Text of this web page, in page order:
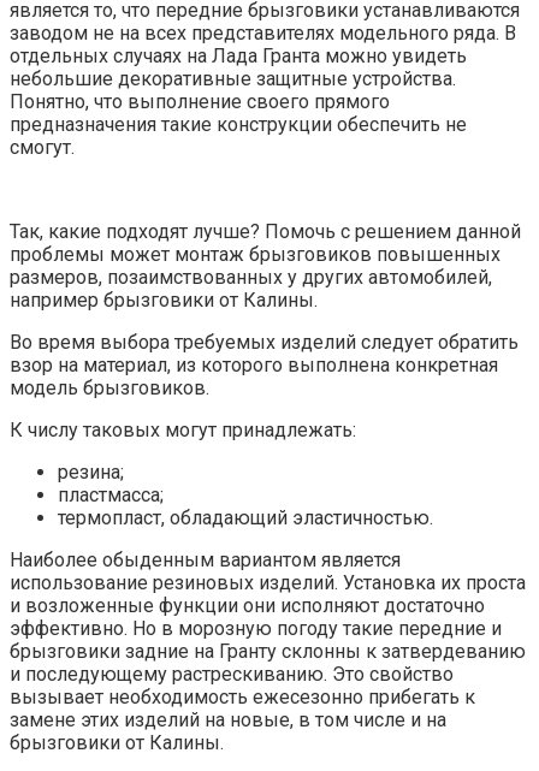
является то, что передние брызговики устанавливаются
заводом не на всех представителях модельного ряда. В
отдельных случаях на Лада Гранта можно увидеть
небольшие декоративные защитные устройства.
Понятно, что выполнение своего прямого
предназначения такие конструкции обеспечить не
смогут.
Так, какие подходят лучше? Помочь с решением данной
проблемы может монтаж брызговиков повышенных
размеров, позаимствованных у других автомобилей,
например брызговики от Калины.
Во время выбора требуемых изделий следует обратить
взор на материал, из которого выполнена конкретная
модель брызговиков.
К числу таковых могут принадлежать:
резина;
пластмасса;
термопласт, обладающий эластичностью.
Наиболее обыденным вариантом является
использование резиновых изделий. Установка их проста
и возложенные функции они исполняют достаточно
эффективно. Но в морозную погоду такие передние и
брызговики задние на Гранту склонны к затвердеванию
и последующему растрескиванию. Это свойство
вызывает необходимость ежесезонно прибегать к
замене этих изделий на новые, в том числе и на
брызговики от Калины.